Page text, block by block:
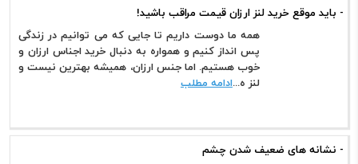
- باید موقع خرید لنز ارزان قیمت مراقب باشید!
همه ما دوست داریم تا جایی که می توانیم در زندگی
پس انداز کنیم و همواره به دنبال خرید اجناس ارزان و
خوب هستیم. اما جنس ارزان، همیشه بهترین نیست و
لنز ه...ادامه مطلب
- نشانه های ضعیف شدن چشم